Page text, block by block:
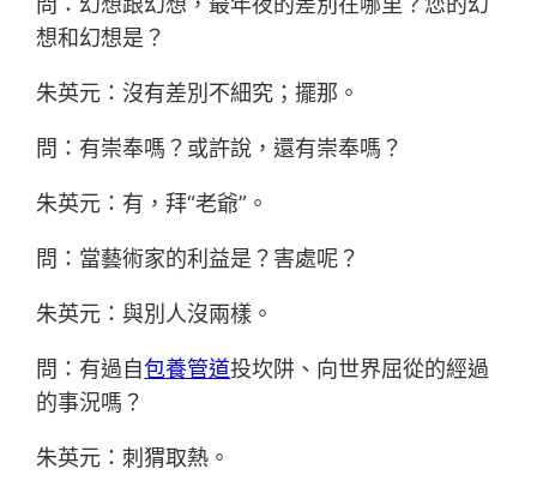
想和幻想是？
朱英元：沒有差別不細究；擺那。
問：有崇奉嗎？或許說，還有崇奉嗎？
朱英元：有，拜“老爺”。
問：當藝術家的利益是？害處呢？
朱英元：與別人沒兩樣。
問：有過自包養管道投坎阱、向世界屈從的經過
的事況嗎？
朱英元：刺猬取熱。